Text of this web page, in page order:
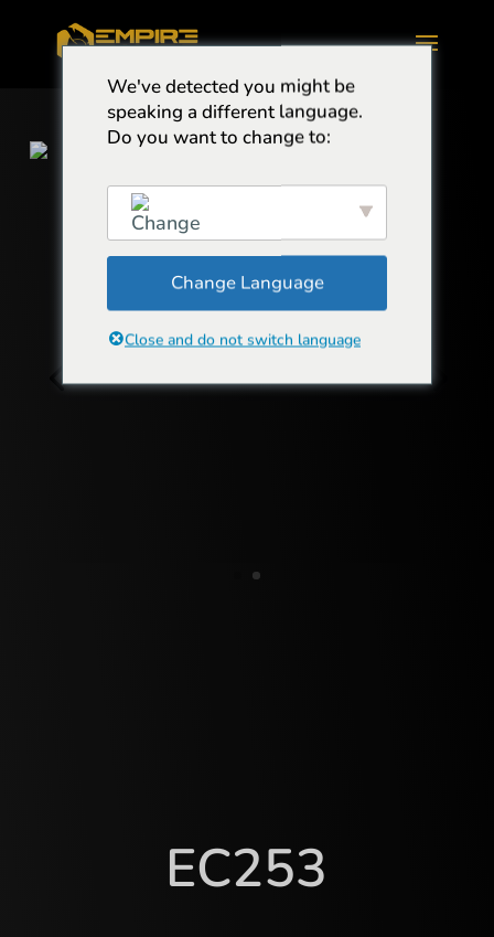
EC253
We've detected you might be
speaking a different language.
Do you want to change to:
English
Change Language
Close and do not switch language